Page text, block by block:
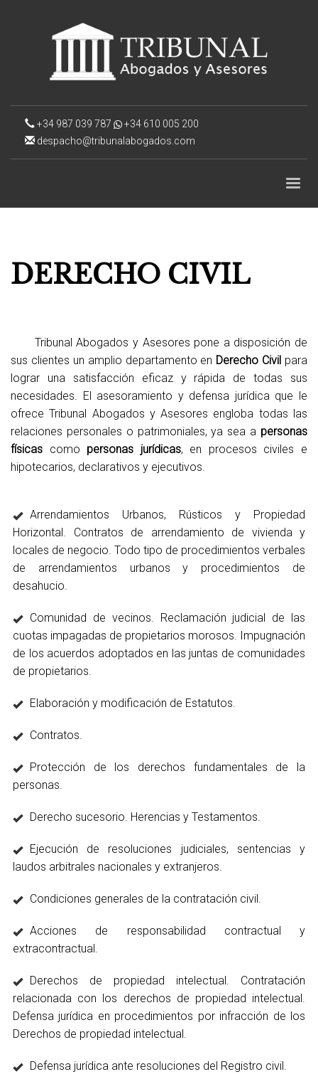
+34 987 039 787
+34 610 005 200
despacho@tribunalabogados.com
DERECHO CIVIL
Tribunal Abogados y Asesores pone a disposición de
sus clientes un amplio departamento en Derecho Civil para
lograr una satisfacción eficaz y rápida de todas sus
necesidades. El asesoramiento y defensa jurídica que le
ofrece Tribunal Abogados y Asesores engloba todas las
relaciones personales o patrimoniales, ya sea a personas
físicas como personas jurídicas, en procesos civiles e
hipotecarios, declarativos y ejecutivos.
Arrendamientos Urbanos, Rústicos y Propiedad
Horizontal. Contratos de arrendamiento de vivienda y
locales de negocio. Todo tipo de procedimientos verbales
de arrendamientos urbanos y procedimientos de
desahucio.
Comunidad de vecinos. Reclamación judicial de las
cuotas impagadas de propietarios morosos. Impugnación
de los acuerdos adoptados en las juntas de comunidades
de propietarios.
Elaboración y modificación de Estatutos.
Contratos.
Protección de los derechos fundamentales de la
personas.
Derecho sucesorio. Herencias y Testamentos.
Ejecución de resoluciones judiciales, sentencias y
laudos arbitrales nacionales y extranjeros.
Condiciones generales de la contratación civil.
Acciones de responsabilidad contractual y
extracontractual.
Derechos de propiedad intelectual. Contratación
relacionada con los derechos de propiedad intelectual.
Defensa jurídica en procedimientos por infracción de los
Derechos de propiedad intelectual.
Defensa jurídica ante resoluciones del Registro civil.